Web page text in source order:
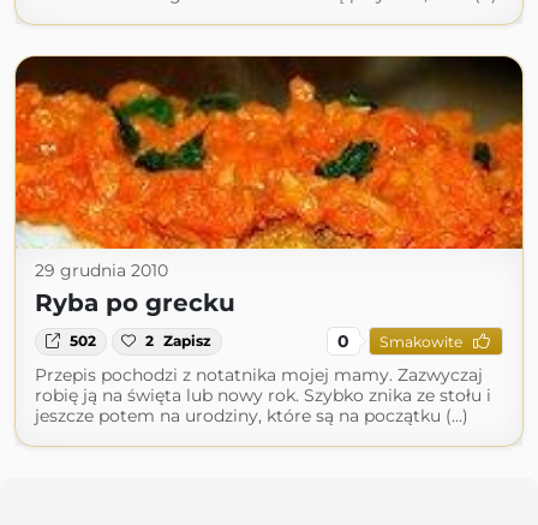
29 grudnia 2010
Ryba po grecku
502 2 Zapisz 0 Smakowite
Przepis pochodzi z notatnika mojej mamy. Zazwyczaj
robię ją na święta lub nowy rok. Szybko znika ze stołu i
jeszcze potem na urodziny, które są na początku (...)